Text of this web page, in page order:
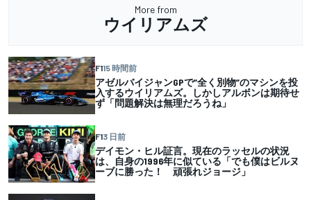
More from
ウイリアムズ
F115 時間前
アゼルバイジャンGPで”全く別物”のマシンを投
入するウイリアムズ。しかしアルボンは期待せ
ず「問題解決は無理だろうね」
F13 日前
デイモン・ヒル証言。現在のラッセルの状況
は、自身の1996年に似ている「でも僕はビルヌ
ーブに勝った！ 頑張れジョージ」